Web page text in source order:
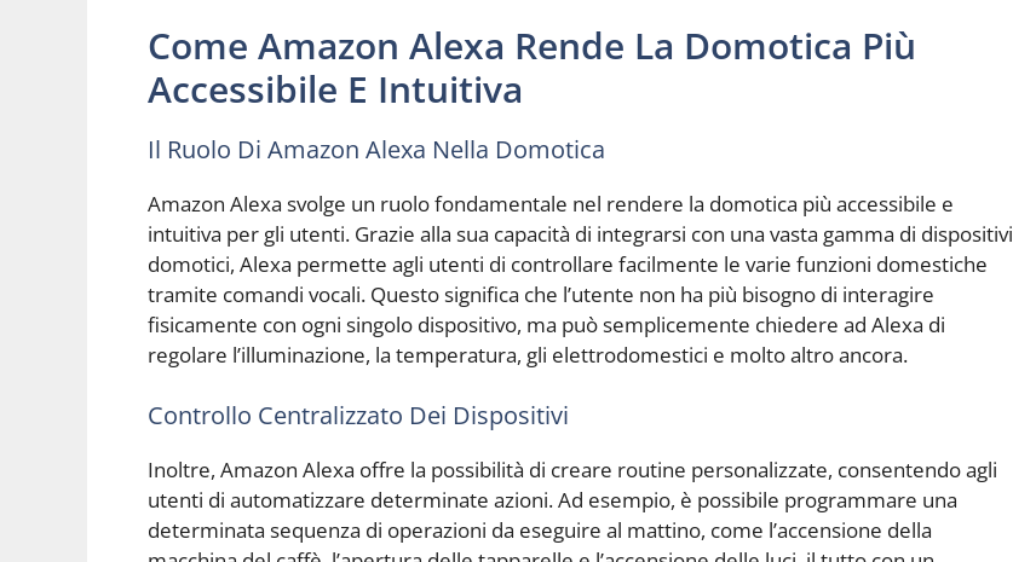
Come Amazon Alexa Rende La Domotica Più
Accessibile E Intuitiva
Il Ruolo Di Amazon Alexa Nella Domotica
Amazon Alexa svolge un ruolo fondamentale nel rendere la domotica più accessibile e
intuitiva per gli utenti. Grazie alla sua capacità di integrarsi con una vasta gamma di dispositivi
domotici, Alexa permette agli utenti di controllare facilmente le varie funzioni domestiche
tramite comandi vocali. Questo significa che l’utente non ha più bisogno di interagire
fisicamente con ogni singolo dispositivo, ma può semplicemente chiedere ad Alexa di
regolare l’illuminazione, la temperatura, gli elettrodomestici e molto altro ancora.
Controllo Centralizzato Dei Dispositivi
Inoltre, Amazon Alexa offre la possibilità di creare routine personalizzate, consentendo agli
utenti di automatizzare determinate azioni. Ad esempio, è possibile programmare una
determinata sequenza di operazioni da eseguire al mattino, come l’accensione della